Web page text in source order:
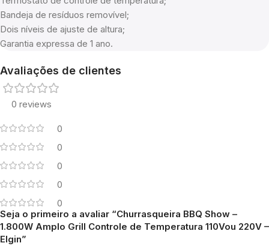
Bandeja de resíduos removível;
Dois níveis de ajuste de altura;
Garantia expressa de 1 ano.
Avaliações de clientes
0 reviews
0
0
0
0
0
Seja o primeiro a avaliar “Churrasqueira BBQ Show –
1.800W Amplo Grill Controle de Temperatura 110Vou 220V –
Elgin”